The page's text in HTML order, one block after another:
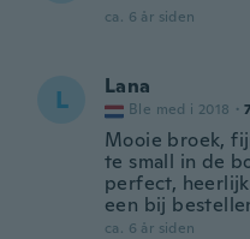
ca. 6 år siden
L Lana
Ble med i 2018 · 7
Mooie broek,
te small in de
perfect,
een bij
ca. 6 år siden